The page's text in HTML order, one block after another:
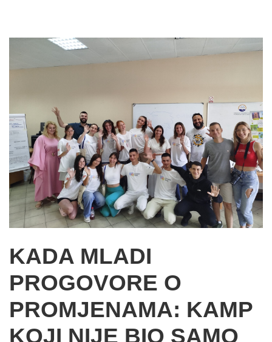
KADA MLADI
PROGOVORE O
PROMJENAMA: KAMP
KOJI NIJE BIO SAMO